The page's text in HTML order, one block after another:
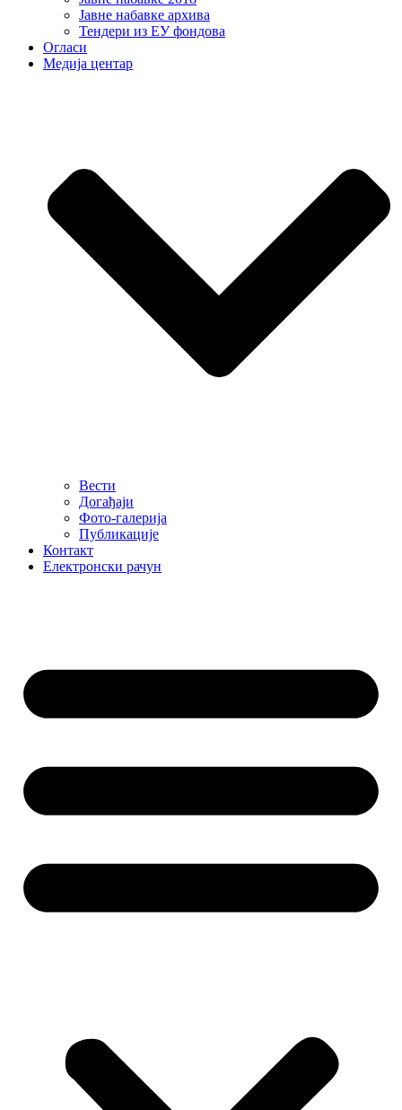
Јавне набавке архива
Тендери из ЕУ фондова
Огласи
Медија центар
Вести
Догађаји
Фото-галерија
Публикације
Контакт
Електронски рачун